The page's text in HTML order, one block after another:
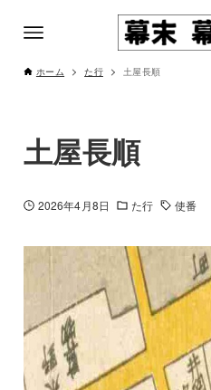
ホーム た行 土屋長順
土屋長順
2026年4月8日 た行 使番